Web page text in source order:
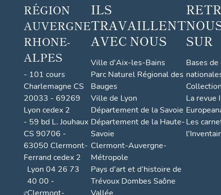
RÉGION
AUVERGNE
RHONE-
ALPES
- 101 cours
Charlemagne CS
20033 - 69269
Lyon cedex 2
- 59 bd L. Jouhaux
CS 90706 -
63050 Clermont-
Ferrand cedex 2
Lyon 04 26 73
40 00 -
ILS
TRAVAILLENT
AVEC NOUS
Ville d'Aix-les-Bains
Parc Naturel Régional des
Bauges
Ville de Lyon
Département de la Savoie
Département de la Haute-
Savoie
Clermont-Auvergne-
Métropole
Pays d’art et d’histoire de
Trévoux Dombes Saône
SUR
Bases
La revue
Les